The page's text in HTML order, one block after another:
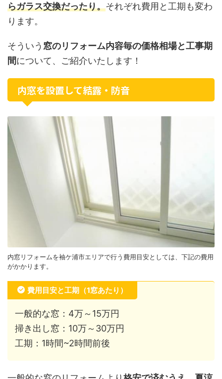
らガラス交換だったり。それぞれ費用と工期も変わ
ります。
そういう 窓のリフォーム内容毎の価格相場と工事期
間について、ご紹介いたします！
内窓を設置して結露・防音
内窓リフォームを袖ケ浦市エリアで行う費用目安としては、下記の費用
がかかります。
費用目安と工期（1窓あたり）
一般的な窓：4万～15万円
掃き出し窓：10万～30万円
工期：1時間~2時間前後